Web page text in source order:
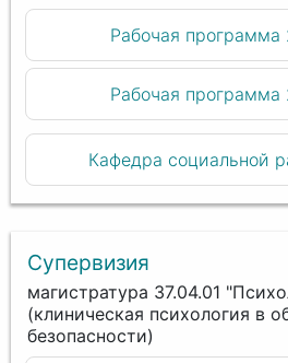
Рабочая
Рабочая
Кафедра социальной
Супервизия
магистратура 37.04.01
(клиническая психология в
безопасности)